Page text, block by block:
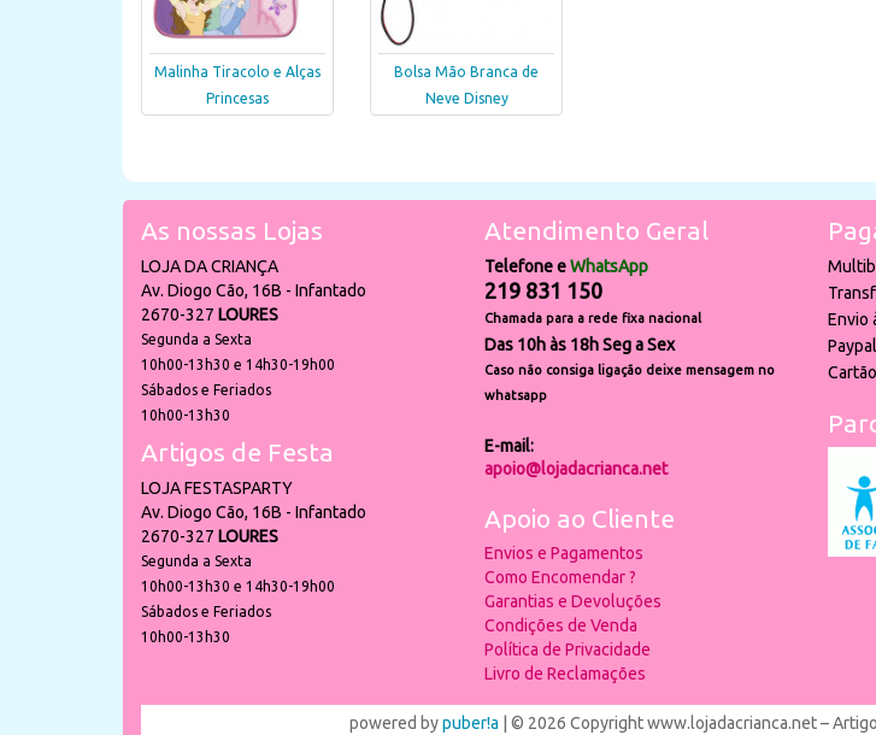
Malinha Tiracolo e Alças
Princesas
Bolsa Mão Branca de
Neve Disney
As nossas Lojas
LOJA DA CRIANÇA
Av. Diogo Cão, 16B - Infantado
2670-327 LOURES
Segunda a Sexta
10h00-13h30 e 14h30-19h00
Sábados e Feriados
10h00-13h30
Artigos de Festa
LOJA FESTASPARTY
Av. Diogo Cão, 16B - Infantado
2670-327 LOURES
Segunda a Sexta
10h00-13h30 e 14h30-19h00
Sábados e Feriados
10h00-13h30
Atendimento Geral
Telefone eWhatsApp
219 831 150
Chamada para a rede fixa nacional
Das 10h às 18h Seg a Sex
Caso não consiga ligação deixe mensagem no
whatsapp
E-mail:
apoio@lojadacrianca.net
Apoio ao Cliente
Envios e Pagamentos
Como Encomendar ?
Garantias e Devoluções
Condições de Venda
Política de Privacidade
Livro de Reclamações
Envio
Paypal
powered bypuber!a | © 2026 Copyright www.lojadacrianca.net –